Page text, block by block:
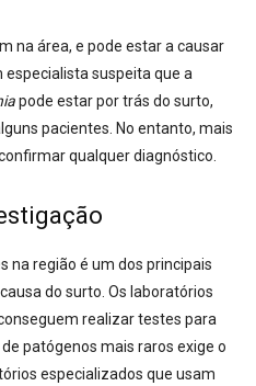
na área, e pode estar a causar
especialista suspeita que a
pode estar por trás do surto,
pacientes. No entanto, mais
qualquer diagnóstico.
na região é um dos principais
do surto. Os laboratórios
realizar testes para
patógenos mais raros exige o
especializados que usam